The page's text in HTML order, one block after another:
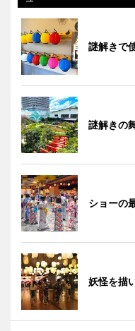
謎解きで
謎解きの
ショーの
妖怪を描